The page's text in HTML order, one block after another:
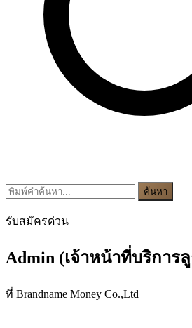
ค้นหา
รับสมัครด่วน
Admin (เจ้าหน้าที่บริการ
ที่ Brandname Money Co.,Ltd